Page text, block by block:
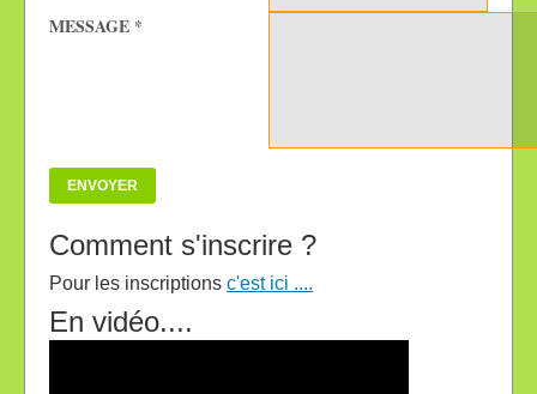
MESSAGE *
ENVOYER
Comment s'inscrire ?
Pour les inscriptions c'est ici ....
En vidéo....